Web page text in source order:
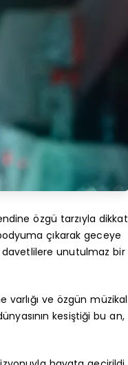
özgü tarzıyla dikkat
çıkarak geceye
davetlilere unutulmaz bir
varlığı ve özgün müzikal
kesiştiği bu an,